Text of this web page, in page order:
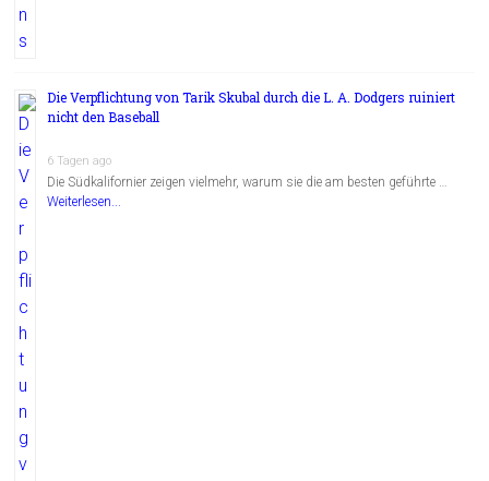
Die Verpflichtung von Tarik Skubal durch die L. A. Dodgers ruiniert
nicht den Baseball
6 Tagen ago
Die Südkalifornier zeigen vielmehr, warum sie die am besten geführte …
Weiterlesen...